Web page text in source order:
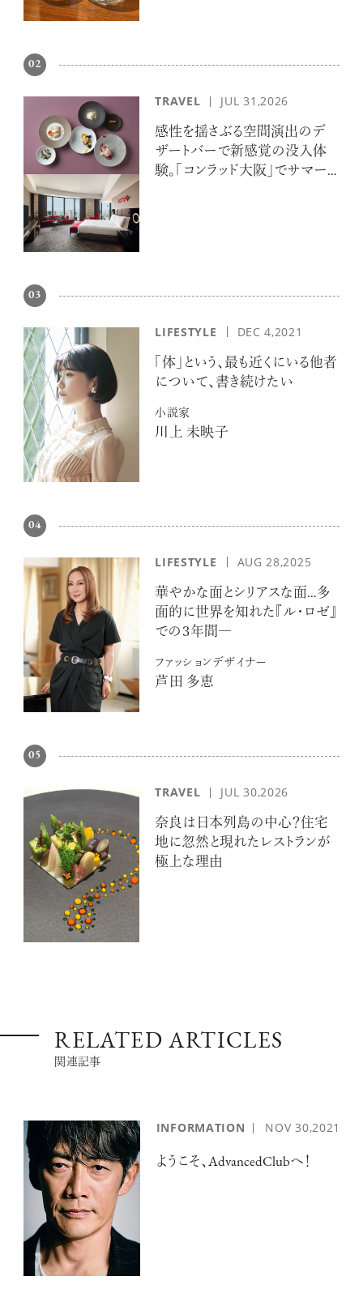
02
TRAVEL JUL 31,2026
感性を揺さぶる空間演出のデ
ザートバーで新感覚の没入体
験。「コンラッド大阪」でサマー
03
LIFESTYLE DEC 4,2021
「体」という、最も近くにいる他者
について、書き続けたい
小説家
川上 未映子
04
LIFESTYLE AUG 28,2025
華やかな面とシリアスな面…多
面的に世界を知れた『ル・ロゼ』
での３年間―
ファッションデザイナー
芦田 多恵
05
TRAVEL JUL 30,2026
奈良は日本列島の中心？住宅
地に忽然と現れたレストランが
極上な理由
RELATED ARTICLES
関連記事
INFORMATION NOV 30,2021
ようこそ、AdvancedClubへ！